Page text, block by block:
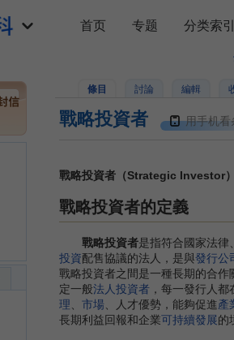
條目 討論 編輯
戰略投資者 用手机看
戰略投資者（Strategic Investor）
戰略投資者的定義
戰略投資者是指符合國家法律
投資配售協議的法人，是與發行公
戰略投資者之間是一種長期的合作
定一般法人投資者 ，每一發行人都
理、 市場、人才優勢，能夠促進產
長期利益回報和企業可持續發展的
首页 专题 分类索引